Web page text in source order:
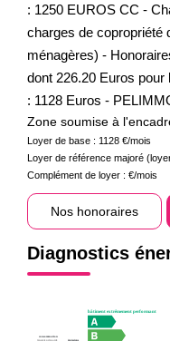
: 1250 EUROS CC -
charges de copropriété
ménagères) -
dont 226.20 Euros
: 1128 Euros -
Zone soumise à
Loyer de base : 1128 €/mois
Loyer de référence majoré
Complément de loyer : €/mois
Nos honoraires
Diagnostics